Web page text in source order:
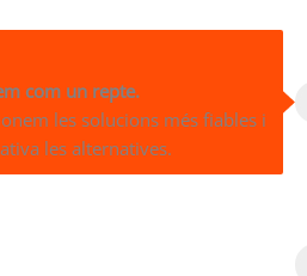
com un repte.
les solucions més fiables i
les alternatives.